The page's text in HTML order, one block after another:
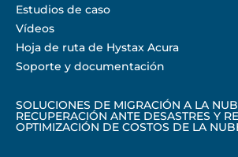
Estudios de caso
Vídeos
Hoja de ruta de Hystax Acura
Soporte y documentación
SOLUCIONES DE MIGRACIÓN A LA
RECUPERACIÓN ANTE DESASTRES Y
OPTIMIZACIÓN DE COSTOS DE LA